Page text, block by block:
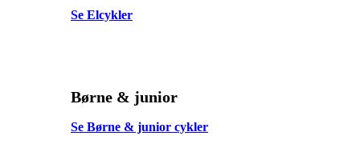
Se Elcykler
Børne & junior
Se Børne & junior cykler